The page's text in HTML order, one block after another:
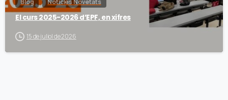
Blog Notícies Novetats
El curs 2025-2026 d’EPF, en xifres
15 de juliol de 2026